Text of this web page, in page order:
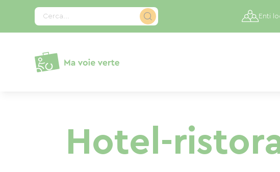
Cerca... Enti
Hotel-
Pannello di gestione dei cookies